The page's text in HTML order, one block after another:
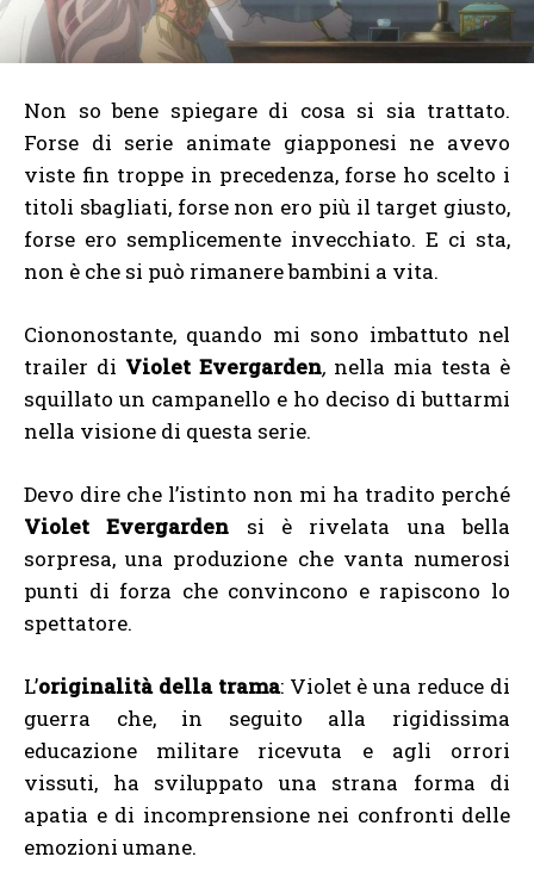
Non so bene spiegare di cosa si sia trattato.
Forse di serie animate giapponesi ne avevo
viste fin troppe in precedenza, forse ho scelto i
titoli sbagliati, forse non ero più il target giusto,
forse ero semplicemente invecchiato. E ci sta,
non è che si può rimanere bambini a vita.
Ciononostante, quando mi sono imbattuto nel
trailer di Violet Evergarden, nella mia testa è
squillato un campanello e ho deciso di buttarmi
nella visione di questa serie.
Devo dire che l’istinto non mi ha tradito perché
Violet Evergarden si è rivelata una bella
sorpresa, una produzione che vanta numerosi
punti di forza che convincono e rapiscono lo
spettatore.
L’originalità della trama: Violet è una reduce di
guerra che, in seguito alla rigidissima
educazione militare ricevuta e agli orrori
vissuti, ha sviluppato una strana forma di
apatia e di incomprensione nei confronti delle
emozioni umane.